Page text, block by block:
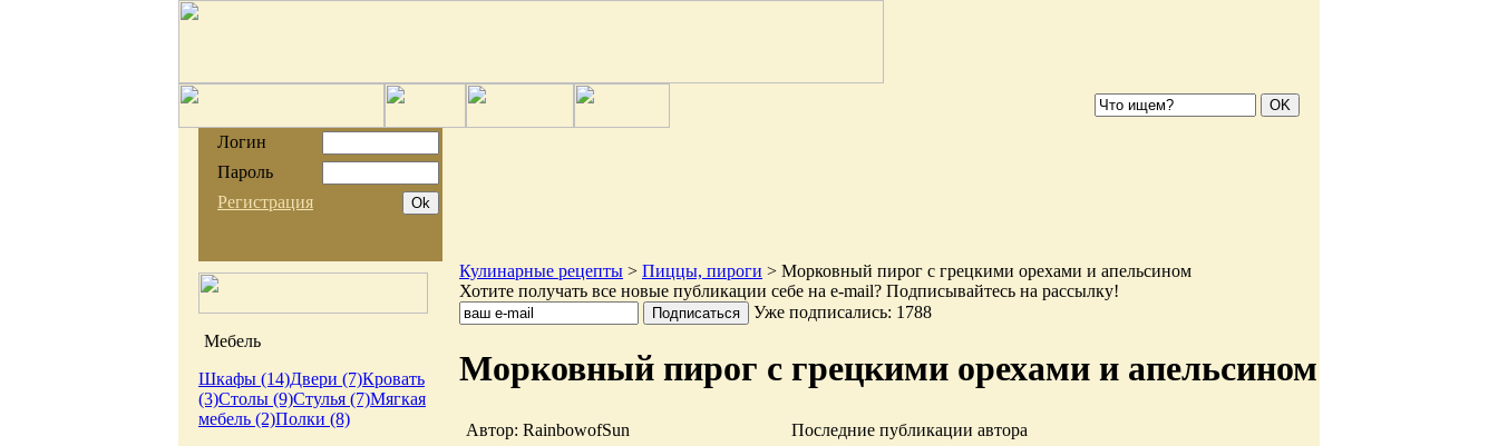
Логин
Пароль
Регистрация
Мебель
Шкафы (14)Двери (7)Кровать
(3)Столы (9)Стулья (7)Мягкая
мебель (2)Полки (8)
Кулинарные рецепты > Пиццы, пироги > Морковный пирог с грецкими орехами и апельсином
Хотите получать все новые публикации себе на e-mail? Подписывайтесь на рассылку!
Уже подписались: 1788
Морковный пирог с грецкими орехами и апельсином
Автор: RainbowofSun
Последние публикации автора